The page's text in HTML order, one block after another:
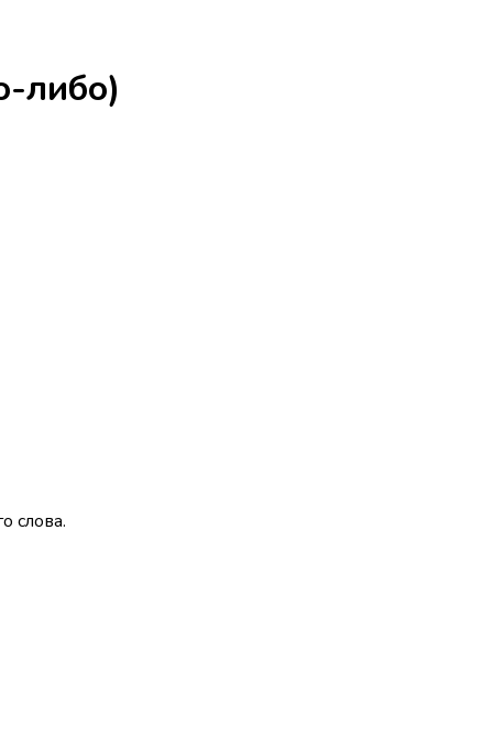
либо)
слова.